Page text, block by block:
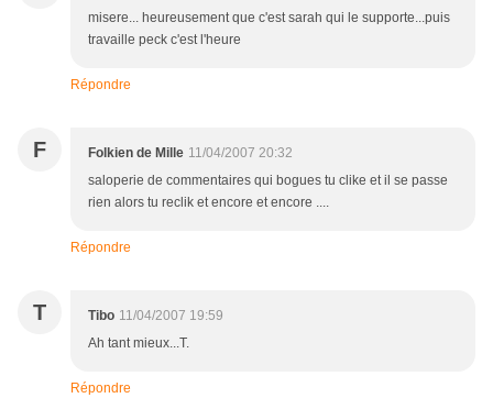
misere... heureusement que c'est sarah qui le supporte...puis
travaille peck c'est l'heure
Répondre
F Folkien de Mille 11/04/2007 20:32
saloperie de commentaires qui bogues tu clike et il se passe
rien alors tu reclik et encore et encore ....
Répondre
T Tibo 11/04/2007 19:59
Ah tant mieux...T.
Répondre